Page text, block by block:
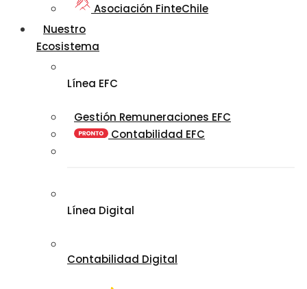
Asociación FinteChile
Nuestro
Ecosistema
Línea EFC
Gestión Remuneraciones EFC
Contabilidad EFC
Línea Digital
Contabilidad Digital